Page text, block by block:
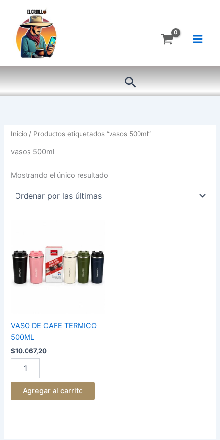
contenido
Buscar
Inicio / Productos etiquetados “vasos 500ml”
vasos 500ml
Mostrando el único resultado
VASO DE CAFE TERMICO
500ML
$10.067,20
TERMICO
500ML
cantidad
Agregar al carrito